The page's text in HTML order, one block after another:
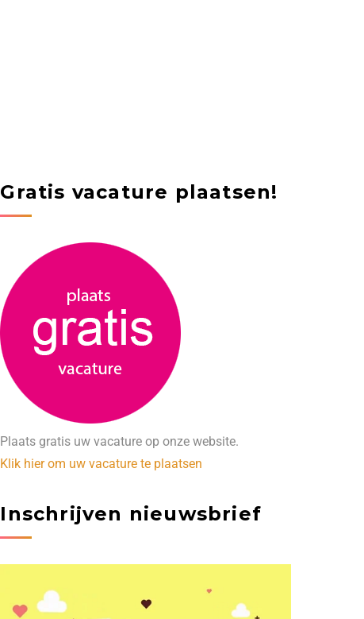
Gratis vacature plaatsen!
Plaats gratis uw vacature op onze website.
Klik hier om uw vacature te plaatsen
Inschrijven nieuwsbrief